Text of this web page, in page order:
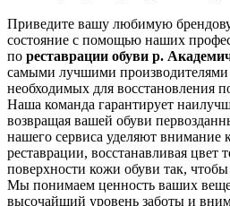
Приведите вашу любимую
состояние с помощью наших
по реставрации обуви р.
самыми лучшими производителями
необходимых для восстановления
Наша команда гарантирует
возвращая вашей обуви
нашего сервиса уделяют внимание
реставрации, восстанавливая цвет
поверхности кожи обуви так,
Мы понимаем ценность ваших
высочайший уровень заботы и